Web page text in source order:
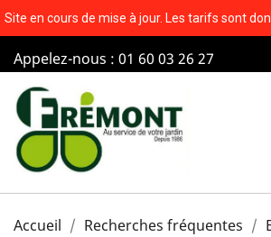
Site en cours de mise à jour. Les tarifs sont
Appelez-nous : 01 60 03 26 27
Accueil Recherches fréquentes